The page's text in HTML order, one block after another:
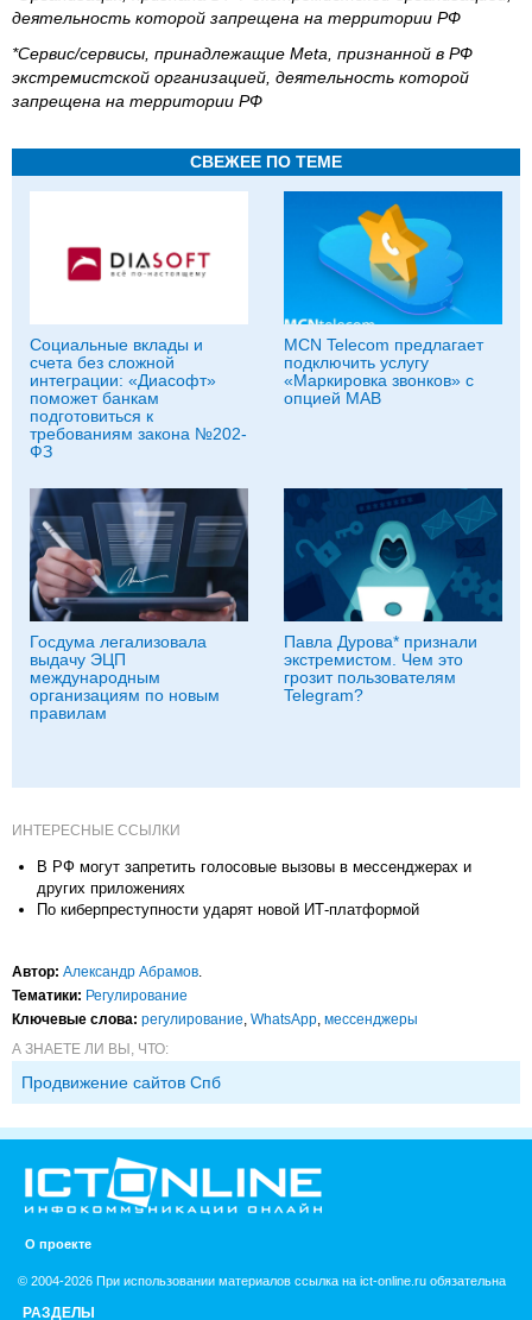
деятельность которой запрещена на территории РФ
*Сервис/сервисы, принадлежащие Meta, признанной в РФ
экстремистской организацией, деятельность которой
запрещена на территории РФ
СВЕЖЕЕ ПО ТЕМЕ
Социальные вклады и
счета без сложной
интеграции: «Диасофт»
поможет банкам
подготовиться к
требованиям закона №202-
ФЗ
MCN Telecom предлагает
подключить услугу
«Маркировка звонков» с
опцией МАВ
Госдума легализовала
выдачу ЭЦП
международным
организациям по новым
правилам
Павла Дурова* признали
экстремистом. Чем это
грозит пользователям
Telegram?
ИНТЕРЕСНЫЕ ССЫЛКИ
В РФ могут запретить голосовые вызовы в мессенджерах и
других приложениях
По киберпреступности ударят новой ИТ-платформой
Автор: Александр Абрамов.
Тематики: Регулирование
Ключевые слова: регулирование, WhatsApp, мессенджеры
А ЗНАЕТЕ ЛИ ВЫ, ЧТО:
Продвижение сайтов Спб
О проекте
© 2004-2026 При использовании материалов ссылка на ict-online.ru обязательна
РАЗДЕЛЫ